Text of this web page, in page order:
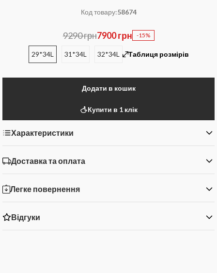
Код товару:58674
9290 грн7900 грн -15%
29*34L 31*34L 32*34L Таблиця розмірів
Додати в кошик
Купити в 1 клік
Характеристики
Доставка та оплата
Легке повернення
Відгуки